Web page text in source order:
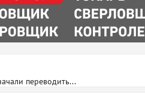
переводить...